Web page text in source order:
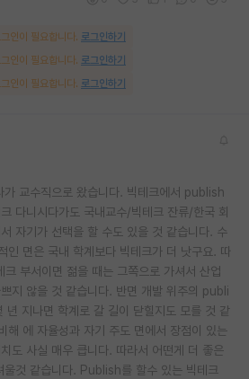
인이 필요합니다. 로그인하기
인이 필요합니다. 로그인하기
인이 필요합니다. 로그인하기
가 교수직으로 왔습니다. 빅테크에서 publish
다니시다가도 국내교수/빅테크 잔류/한국 회
자기가 선택을 할 수도 있을 것 같습니다. 수
인 면은 국내 학계보다 빅테크가 더 낫구요. 따
부서이면 젊을 때는 그쪽으로 가셔서 산업
지 않을 것 같습니다. 반면 개발 위주의 publi
년 지나면 학계로 갈 길이 닫힐지도 모를 것 같
해 에 자율성과 자기 주도 면에서 장점이 있는
도 사실 매우 큽니다. 따라서 어떤게 더 좋은
울것 같습니다. Publish를 할수 있는 빅테크